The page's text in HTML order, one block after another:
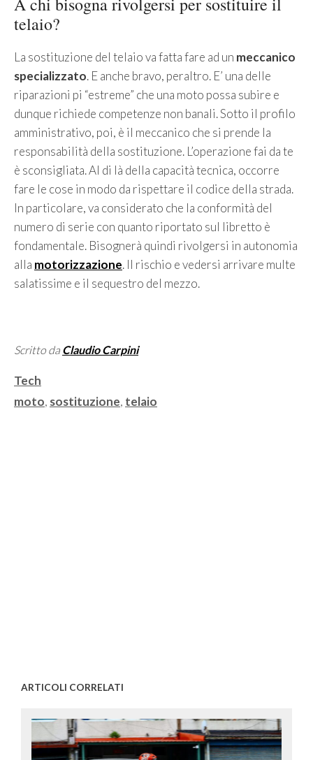
telaio?
La sostituzione del telaio va fatta fare ad un meccanico
specializzato. E anche bravo, peraltro. E’ una delle
riparazioni pi “estreme” che una moto possa subire e
dunque richiede competenze non banali. Sotto il profilo
amministrativo, poi, è il meccanico che si prende la
responsabilità della sostituzione. L’operazione fai da te
è sconsigliata. Al di là della capacità tecnica, occorre
fare le cose in modo da rispettare il codice della strada.
In particolare, va considerato che la conformità del
numero di serie con quanto riportato sul libretto è
fondamentale. Bisognerà quindi rivolgersi in autonomia
alla motorizzazione. Il rischio e vedersi arrivare multe
salatissime e il sequestro del mezzo.
Scritto da Claudio Carpini
Categorie
Tech
Tag
moto, sostituzione, telaio
ARTICOLI CORRELATI